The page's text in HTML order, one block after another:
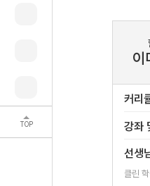
TOP
이
커리
강좌
선생
클린